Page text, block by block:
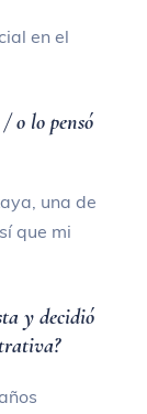
en el
o lo pensó
una de
que mi
y decidió